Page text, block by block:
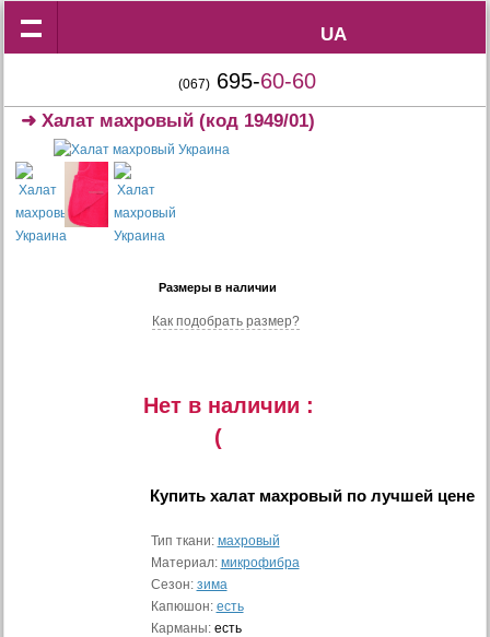
UA
UA
(067) 695-60-60
➜Халат махровый (код 1949/01)
Размеры в наличии
Как подобрать размер?
Нет в наличии :
(
Купить халат махровыйпо лучшей цене
Тип ткани: махровый
Материал: микрофибра
Сезон: зима
Капюшон: есть
Карманы: есть